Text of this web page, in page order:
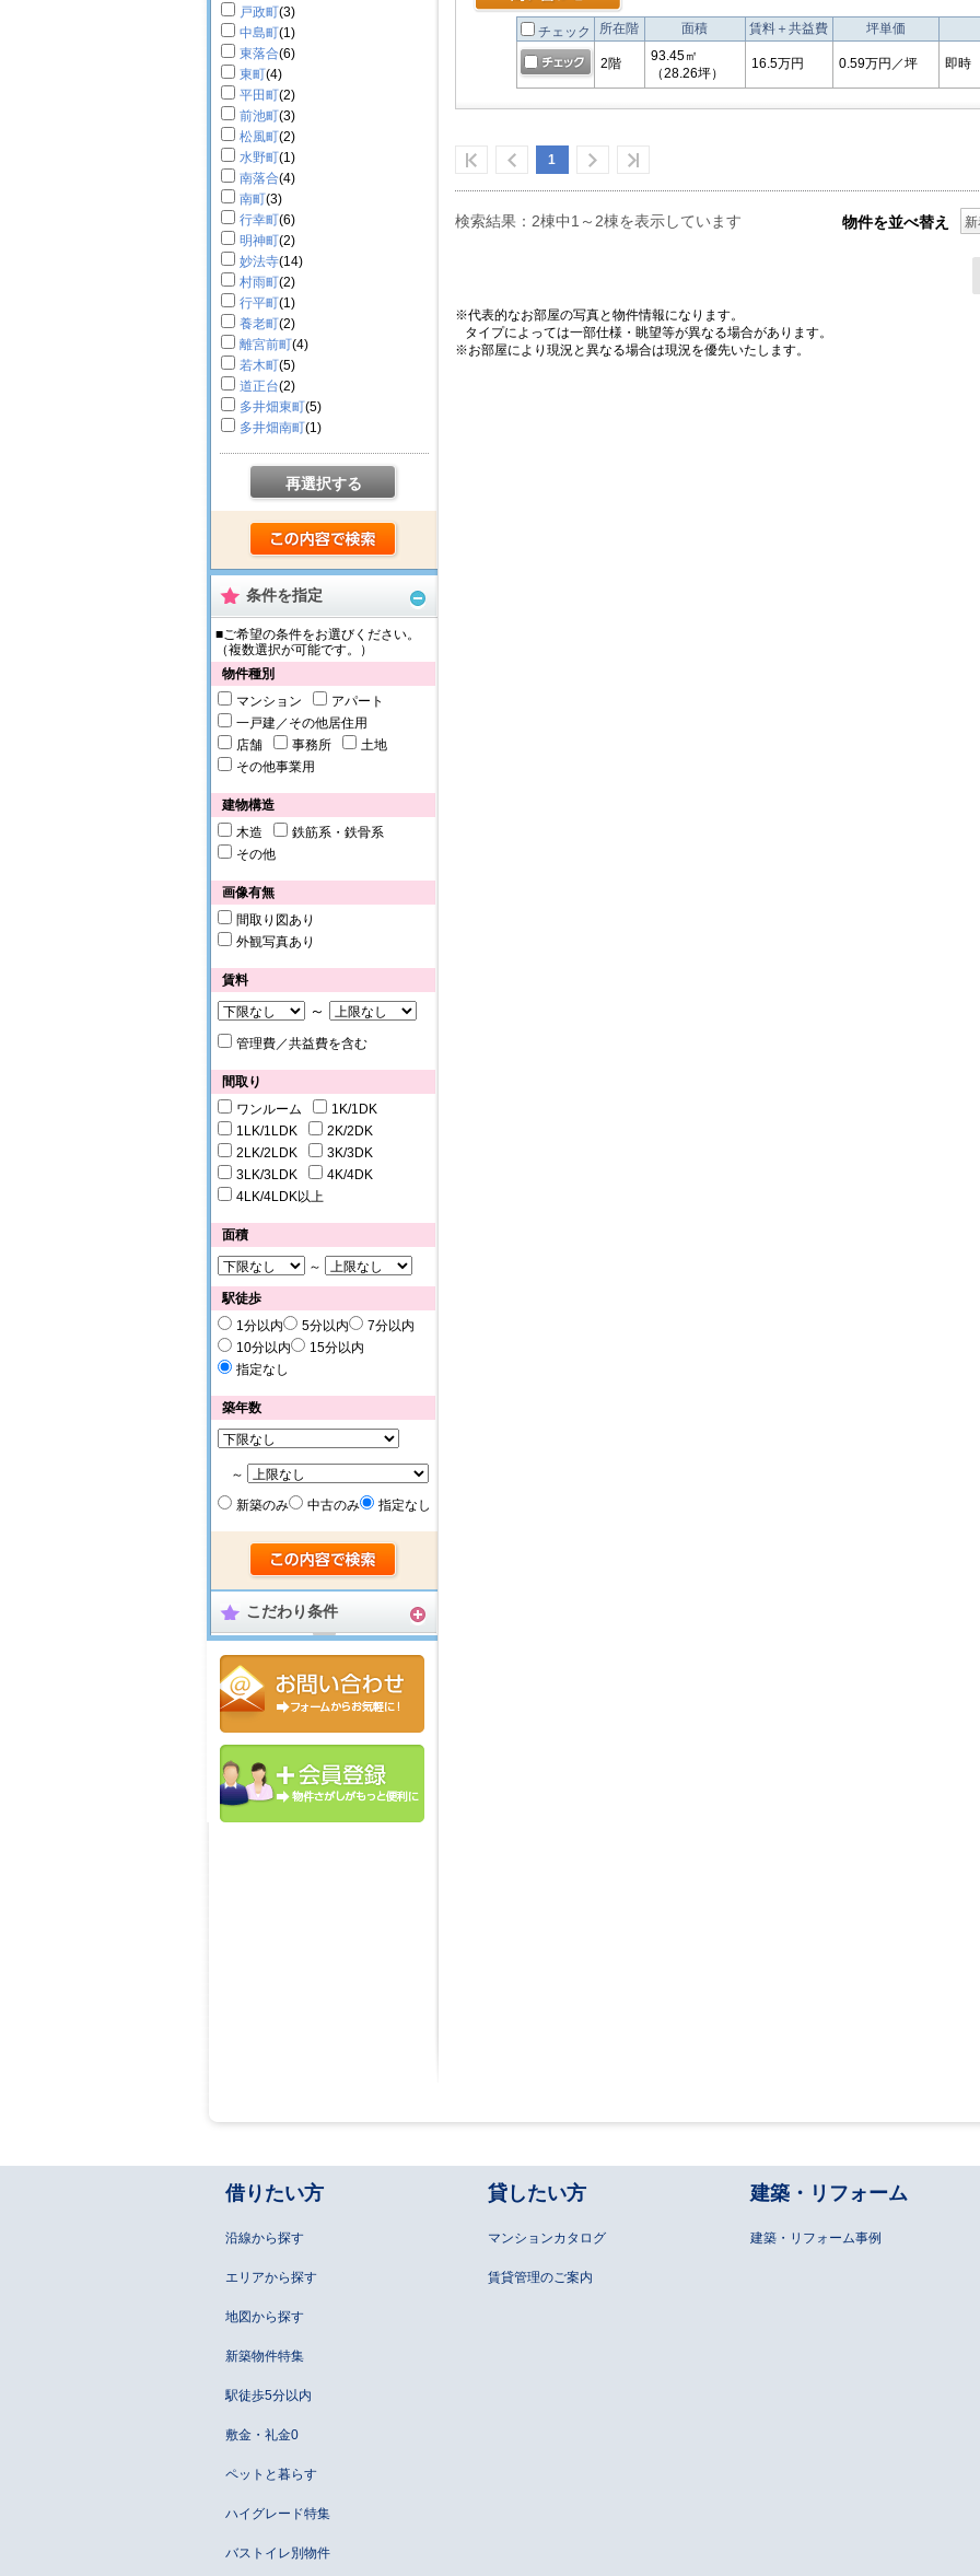
戸政町(3)
中島町(1)
東落合(6)
東町(4)
平田町(2)
前池町(3)
松風町(2)
水野町(1)
南落合(4)
南町(3)
行幸町(6)
明神町(2)
妙法寺(14)
村雨町(2)
行平町(1)
養老町(2)
離宮前町(4)
若木町(5)
道正台(2)
多井畑東町(5)
多井畑南町(1)
再選択する
条件を指定
■ご希望の条件をお選びください。
（複数選択が可能です。）
物件種別
マンション
アパート
一戸建／その他居住用
店舗
事務所
土地
その他事業用
建物構造
木造
鉄筋系・鉄骨系
その他
画像有無
間取り図あり
外観写真あり
賃料
～
管理費／共益費を含む
間取り
ワンルーム
1K/1DK
1LK/1LDK
2K/2DK
2LK/2LDK
3K/3DK
3LK/3LDK
4K/4DK
4LK/4LDK以上
面積
～
駅徒歩
1分以内
5分以内
7分以内
10分以内
15分以内
指定なし
築年数
～
新築のみ
中古のみ 指定なし
こだわり条件
チェック 所在階 面積 賃料＋共益費 坪単価
2階
93.45㎡
（28.26坪）
16.5万円 0.59万円／坪 即
物件を並べ替え
1
検索結果：2棟中1～2棟を表示しています
※代表的なお部屋の写真と物件情報になります。
タイプによっては一部仕様・眺望等が異なる場合があります。
※お部屋により現況と異なる場合は現況を優先いたします。
借りたい方 貸したい方 建築・リフォーム
沿線から探す マンションカタログ 建築・リフォーム事例
エリアから探す 賃貸管理のご案内
地図から探す
新築物件特集
駅徒歩5分以内
敷金・礼金0
ペットと暮らす
ハイグレード特集
バストイレ別物件